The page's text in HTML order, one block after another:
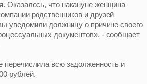
Оказалось, что накануне женщина
родственников и друзей
уведомили должницу о причине своего
документов», - сообщает
перечислила всю задолженность и
рублей.